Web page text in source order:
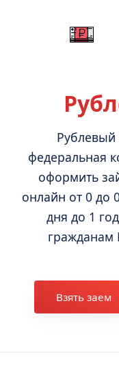
Рублевый
федеральная
оформить
онлайн от 0 до
дня до 1
гражданам
Взять заем